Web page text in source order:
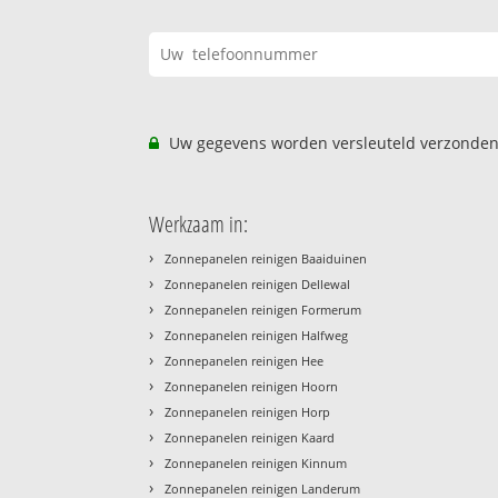
Uw gegevens worden versleuteld
Werkzaam in:
› Zonnepanelen reinigen Baaiduinen
› Zonnepanelen reinigen Dellewal
› Zonnepanelen reinigen Formerum
› Zonnepanelen reinigen Halfweg
› Zonnepanelen reinigen Hee
› Zonnepanelen reinigen Hoorn
› Zonnepanelen reinigen Horp
› Zonnepanelen reinigen Kaard
› Zonnepanelen reinigen Kinnum
› Zonnepanelen reinigen Landerum